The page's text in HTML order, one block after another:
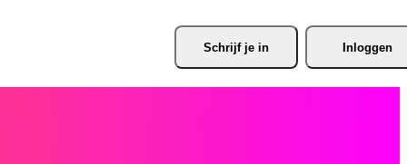
Schrijf je in Inloggen